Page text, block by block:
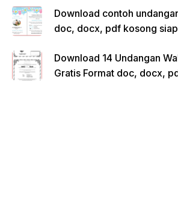
Download contoh
doc, docx, pdf kosong
Download 14 Undangan
Gratis Format doc, docx,